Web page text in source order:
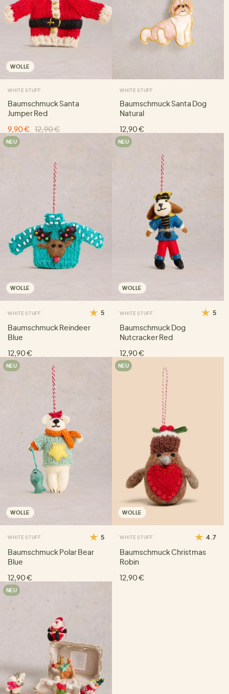
WOLLE
WHITE STUFF
Baumschmuck Santa
Jumper Red
9,90 €
12,90 €
WHITE STUFF
Baumschmuck Santa Dog
Natural
12,90 €
NEU
WOLLE
WHITE STUFF 5
Baumschmuck Reindeer
Blue
12,90 €
NEU
WOLLE
WHITE STUFF 5
Baumschmuck Dog
Nutcracker Red
12,90 €
NEU
WOLLE
WHITE STUFF 5
Baumschmuck Polar Bear
Blue
12,90 €
NEU
WOLLE
WHITE STUFF 4.7
Baumschmuck Christmas
Robin
12,90 €
NEU